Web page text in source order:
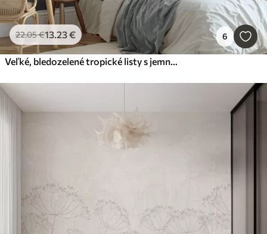
22.05€13.23€ 6
Veľké, bledozelené tropické listy s jemnými pastelovými farbami a zaujímavou štruktúrou